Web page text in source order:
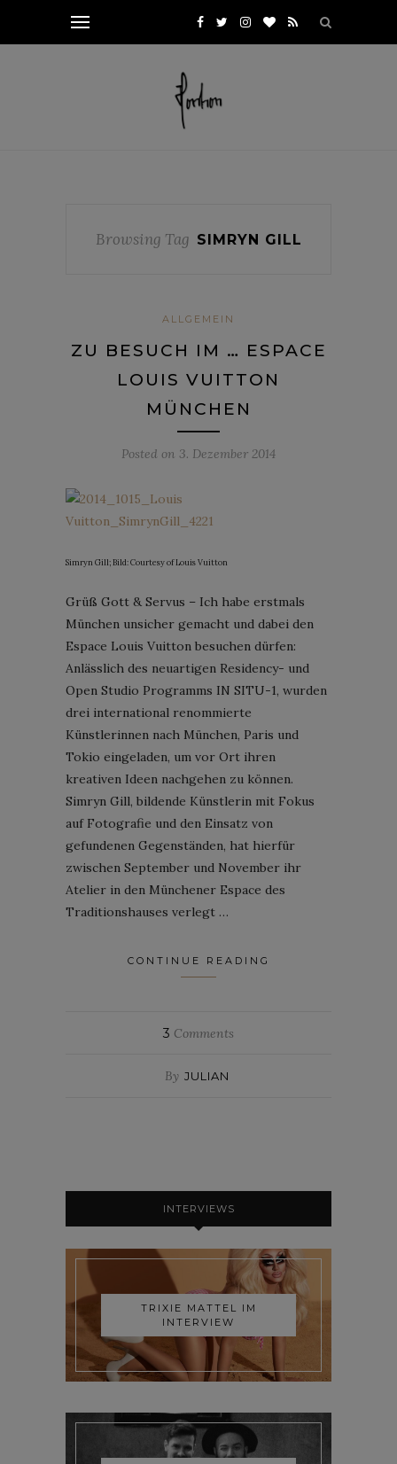
Browsing Tag SIMRYN GILL
ALLGEMEIN
ZU BESUCH IM … ESPACE
LOUIS VUITTON
MÜNCHEN
Posted on 3. Dezember 2014
Simryn Gill; Bild: Courtesy of Louis Vuitton
Grüß Gott & Servus – Ich habe erstmals
München unsicher gemacht und dabei den
Espace Louis Vuitton besuchen dürfen:
Anlässlich des neuartigen Residency- und
Open Studio Programms IN SITU-1, wurden
drei international renommierte
Künstlerinnen nach München, Paris und
Tokio eingeladen, um vor Ort ihren
kreativen Ideen nachgehen zu können.
Simryn Gill, bildende Künstlerin mit Fokus
auf Fotografie und den Einsatz von
gefundenen Gegenständen, hat hierfür
zwischen September und November ihr
Atelier in den Münchener Espace des
Traditionshauses verlegt …
CONTINUE READING
3 Comments
By JULIAN
INTERVIEWS
TRIXIE MATTEL IM
INTERVIEW